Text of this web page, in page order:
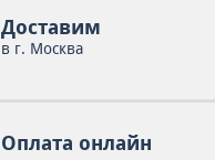
Доставим
в г. Москва
Оплата онлайн